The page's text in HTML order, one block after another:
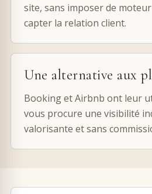
site, sans imposer de
capter la relation client.
Une alternative aux
Booking et Airbnb ont leur
vous procure une visibilité
valorisante et sans